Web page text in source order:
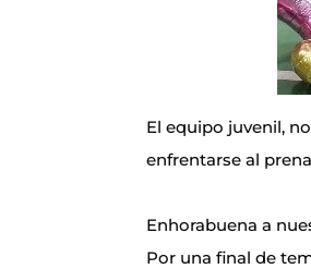
El equipo juvenil,
enfrentarse al
Enhorabuena a
Por una final de